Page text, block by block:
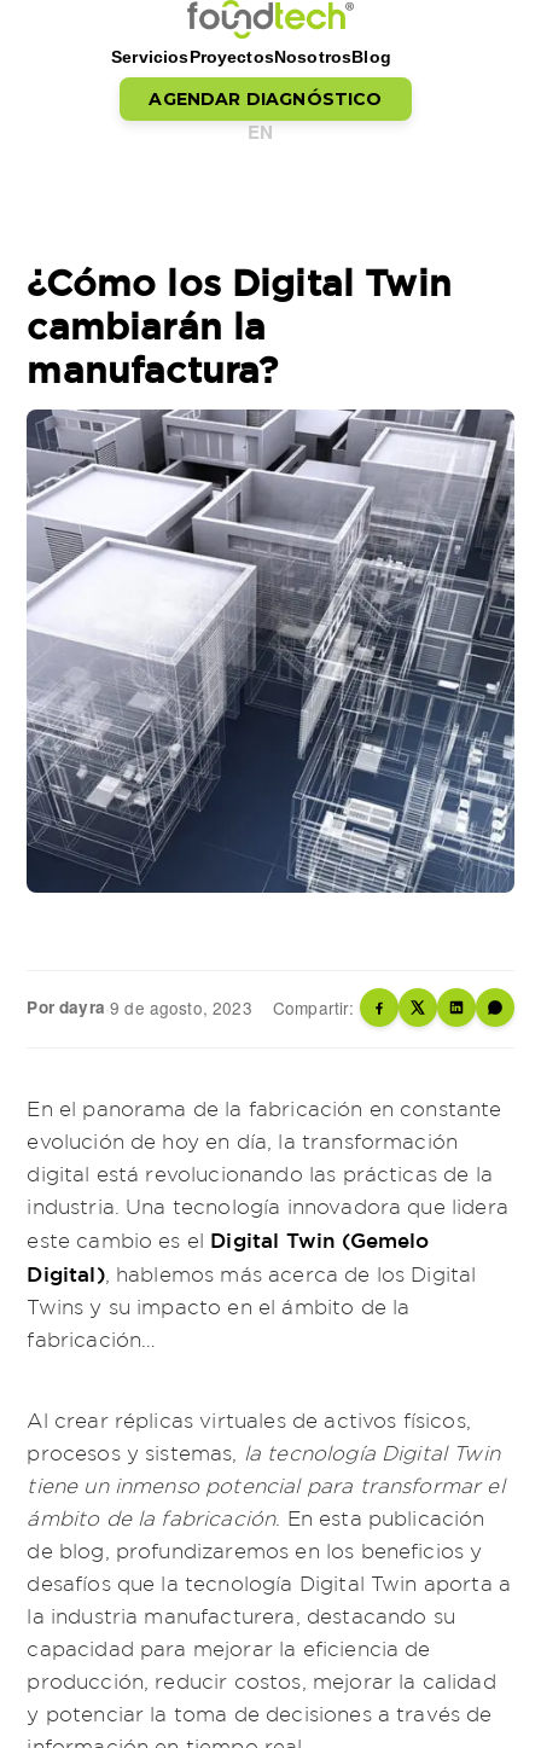
Servicios ProyectosNosotros Blog
AGENDAR DIAGNÓSTICO
EN
¿Cómo los Digital Twin
cambiarán la
manufactura?
Por dayra·9 de agosto, 2023 Compartir:
En el panorama de la fabricación en constante
evolución de hoy en día, la transformación
digital está revolucionando las prácticas de la
industria. Una tecnología innovadora que lidera
este cambio es el Digital Twin (Gemelo
Digital), hablemos más acerca de los Digital
Twins y su impacto en el ámbito de la
fabricación…
Al crear réplicas virtuales de activos físicos,
procesos y sistemas, la tecnología Digital Twin
tiene un inmenso potencial para transformar el
ámbito de la fabricación. En esta publicación
de blog, profundizaremos en los beneficios y
desafíos que la tecnología Digital Twin aporta a
la industria manufacturera, destacando su
capacidad para mejorar la eficiencia de
producción, reducir costos, mejorar la calidad
y potenciar la toma de decisiones a través de
información en tiempo real